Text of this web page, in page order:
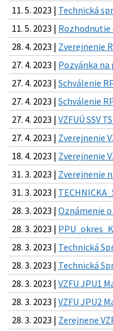
11. 5. 2023 | Technická
11. 5. 2023 | Rozhodnutie
28. 4. 2023 | Zverejnenie
27. 4. 2023 | Pozvánka na
27. 4. 2023 | Schválenie
27. 4. 2023 | Schválenie
27. 4. 2023 | VZFUÚ SSV
27. 4. 2023 | Zverejnenie
18. 4. 2023 | Zverejnenie
31. 3. 2023 | Zverejnenie
31. 3. 2023 |
28. 3. 2023 | Oznámenie o
28. 3. 2023 |
28. 3. 2023 | Technická
28. 3. 2023 | Technická
28. 3. 2023 | VZFU JPU1
28. 3. 2023 | VZFU JPU2
28. 3. 2023 | Zerejnene